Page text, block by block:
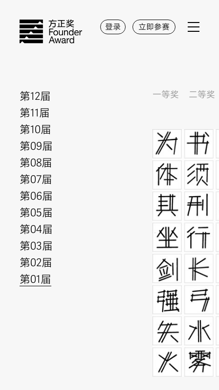
登录 立即参赛
第12届
第11届
第10届
第09届
第08届
第07届
第06届
第05届
第04届
第03届
第02届
第01届
一等奖 二等奖